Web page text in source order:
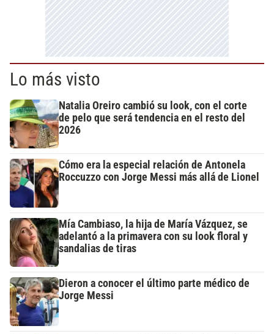
Lo más visto
Natalia Oreiro cambió su look, con el corte
de pelo que será tendencia en el resto del
2026
Cómo era la especial relación de Antonela
Roccuzzo con Jorge Messi más allá de Lionel
Mía Cambiaso, la hija de María Vázquez, se
adelantó a la primavera con su look floral y
sandalias de tiras
Dieron a conocer el último parte médico de
Jorge Messi